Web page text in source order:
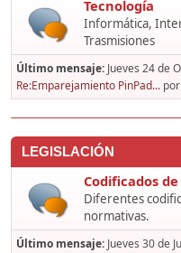
Tecnología
Informática,
Trasmisiones
Último mensaje: Jueves 24 de
Re:Emparejamiento PinPad... por
LEGISLACIÓN
Codificados
Diferentes
normativas.
Último mensaje: Jueves 30 de